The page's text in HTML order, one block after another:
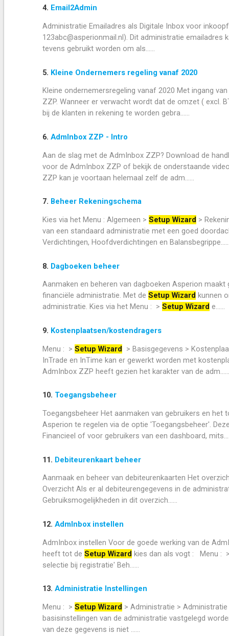
4. Email2Admin
Administratie Emailadres als Digitale Inbox voor
123abc@asperionmail.nl). Dit administratie
tevens gebruikt worden om als......
5. Kleine Ondernemers regeling vanaf 2020
Kleine ondernemersregeling vanaf 2020 Met ingang
ZZP. Wanneer er verwacht wordt dat de omzet ( excl.
bij de klanten in rekening te worden gebra......
6. AdmInbox ZZP - Intro
Aan de slag met de AdmInbox ZZP? Download de
voor de AdmInbox ZZP of bekijk de onderstaande
ZZP kan je voortaan helemaal zelf de adm......
7. Beheer Rekeningschema
Kies via het Menu : Algemeen > Setup Wizard >
van een standaard administratie met een goed
Verdichtingen, Hoofdverdichtingen en
8. Dagboeken beheer
Aanmaken en beheren van dagboeken Asperion
financiële administratie. Met de Setup Wizard kunnen
administratie. Kies via het Menu : > Setup Wizard e......
9. Kostenplaatsen/kostendragers
Menu : > Setup Wizard > Basisgegevens >
InTrade en InTime kan er gewerkt worden met
AdmInbox ZZP heeft gezien het karakter van de adm......
10. Toegangsbeheer
Toegangsbeheer Het aanmaken van gebruikers en
Asperion te regelen via de optie 'Toegangsbeheer'.
Financieel of voor gebruikers van een dashboard,
11. Debiteurenkaart beheer
Aanmaak en beheer van debiteurenkaarten Het
Overzicht Als er al debiteurengegevens in de
Gebruiksmogelijkheden in dit overzich......
12. AdmInbox instellen
AdmInbox instellen Voor de goede werking van de
heeft tot de Setup Wizard kies dan als vogt : Menu :
selectie bij registratie' Beh......
13. Administratie Instellingen
Menu : > Setup Wizard > Administratie >
basisinstellingen van de administratie vastgelegd
van deze gegevens is niet ......